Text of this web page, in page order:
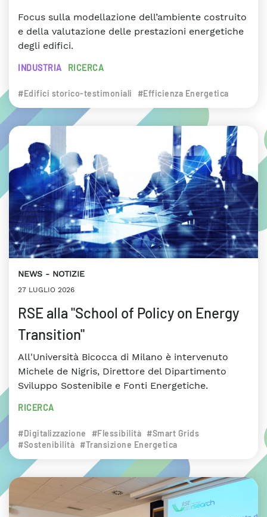
Focus sulla modellazione dell’ambiente costruito
e della valutazione delle prestazioni energetiche
degli edifici.
INDUSTRIA RICERCA
#Edifici storico-testimoniali #Efficienza Energetica
NEWS NOTIZIE
27 LUGLIO 2026
RSE alla "School of Policy on Energy
Transition"
All'Università Bicocca di Milano è intervenuto
Michele de Nigris, Direttore del Dipartimento
Sviluppo Sostenibile e Fonti Energetiche.
RICERCA
#Digitalizzazione #Flessibilità #Smart Grids
#Sostenibilità #Transizione Energetica